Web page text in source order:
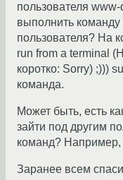
пользователя
выполнить команду
пользователя? На
run from a terminal
коротко: Sorry) ;)))
команда.
Может быть, есть
зайти под другим
команд? Например,
Заранее всем